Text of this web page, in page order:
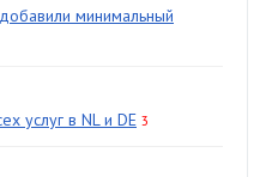
минимальный
услуг в NL и DE 3